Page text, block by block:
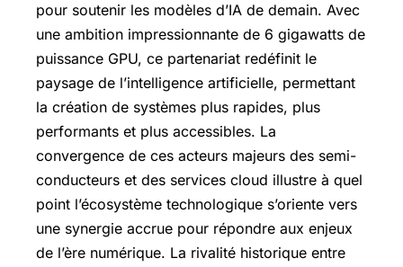
pour soutenir les modèles d’IA de demain. Avec
une ambition impressionnante de 6 gigawatts de
puissance GPU, ce partenariat redéfinit le
paysage de l’intelligence artificielle, permettant
la création de systèmes plus rapides, plus
performants et plus accessibles. La
convergence de ces acteurs majeurs des semi-
conducteurs et des services cloud illustre à quel
point l’écosystème technologique s’oriente vers
une synergie accrue pour répondre aux enjeux
de l’ère numérique. La rivalité historique entre